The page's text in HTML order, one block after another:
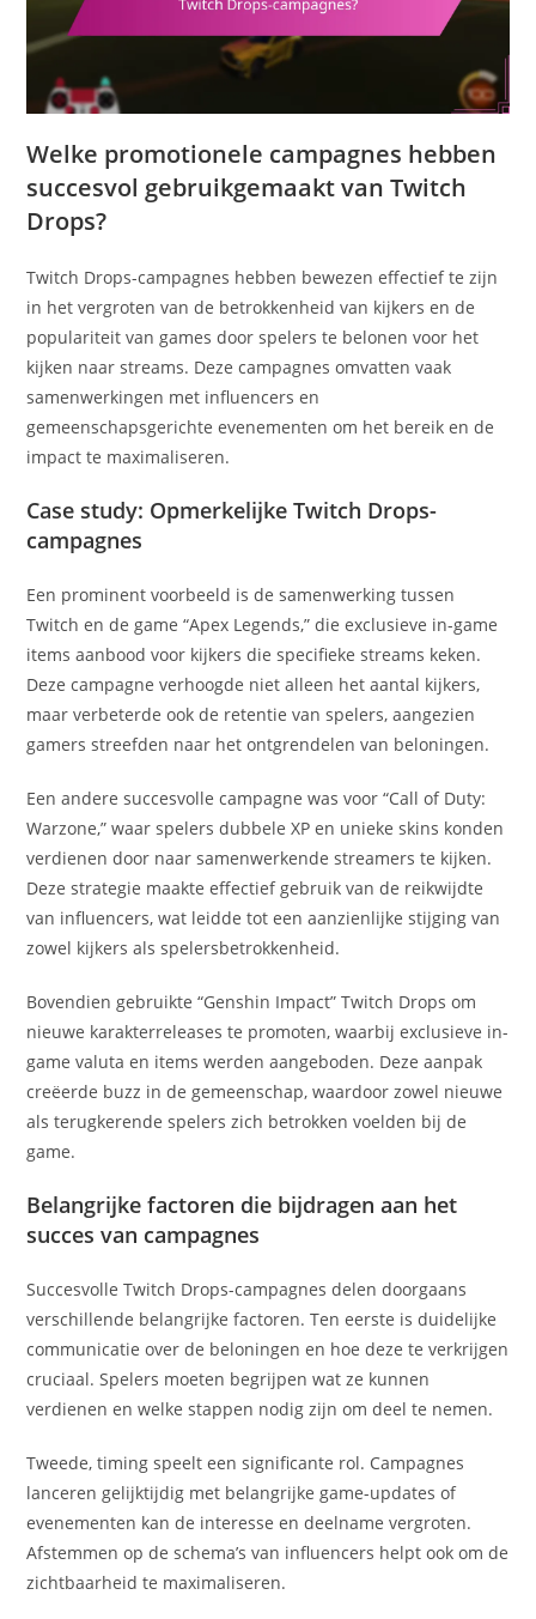
Welke promotionele campagnes hebben
succesvol gebruikgemaakt van Twitch
Drops?
Twitch Drops-campagnes hebben bewezen effectief te zijn
in het vergroten van de betrokkenheid van kijkers en de
populariteit van games door spelers te belonen voor het
kijken naar streams. Deze campagnes omvatten vaak
samenwerkingen met influencers en
gemeenschapsgerichte evenementen om het bereik en de
impact te maximaliseren.
Case study: Opmerkelijke Twitch Drops-
campagnes
Een prominent voorbeeld is de samenwerking tussen
Twitch en de game “Apex Legends,” die exclusieve in-game
items aanbood voor kijkers die specifieke streams keken.
Deze campagne verhoogde niet alleen het aantal kijkers,
maar verbeterde ook de retentie van spelers, aangezien
gamers streefden naar het ontgrendelen van beloningen.
Een andere succesvolle campagne was voor “Call of Duty:
Warzone,” waar spelers dubbele XP en unieke skins konden
verdienen door naar samenwerkende streamers te kijken.
Deze strategie maakte effectief gebruik van de reikwijdte
van influencers, wat leidde tot een aanzienlijke stijging van
zowel kijkers als spelersbetrokkenheid.
Bovendien gebruikte “Genshin Impact” Twitch Drops om
nieuwe karakterreleases te promoten, waarbij exclusieve in-
game valuta en items werden aangeboden. Deze aanpak
creëerde buzz in de gemeenschap, waardoor zowel nieuwe
als terugkerende spelers zich betrokken voelden bij de
game.
Belangrijke factoren die bijdragen aan het
succes van campagnes
Succesvolle Twitch Drops-campagnes delen doorgaans
verschillende belangrijke factoren. Ten eerste is duidelijke
communicatie over de beloningen en hoe deze te verkrijgen
cruciaal. Spelers moeten begrijpen wat ze kunnen
verdienen en welke stappen nodig zijn om deel te nemen.
Tweede, timing speelt een significante rol. Campagnes
lanceren gelijktijdig met belangrijke game-updates of
evenementen kan de interesse en deelname vergroten.
Afstemmen op de schema’s van influencers helpt ook om de
zichtbaarheid te maximaliseren.